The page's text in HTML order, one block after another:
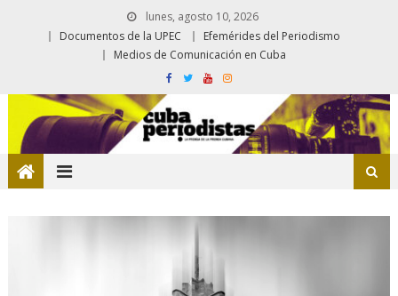
lunes, agosto 10, 2026
Documentos de la UPEC
Efemérides del Periodismo
Medios de Comunicación en Cuba